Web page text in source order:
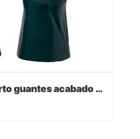
Verde PVC recubierto guantes acabado sandy